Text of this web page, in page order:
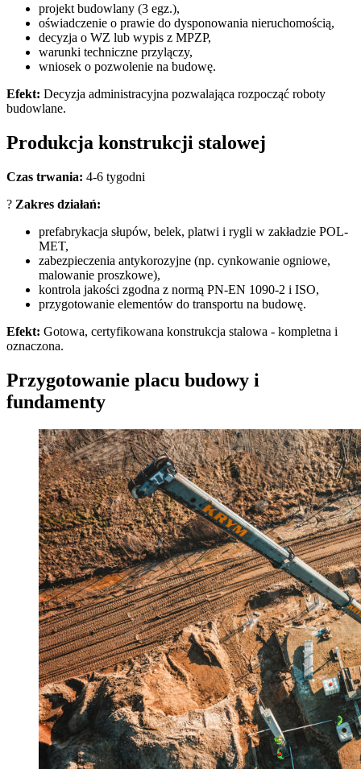
projekt budowlany (3 egz.),
oświadczenie o prawie do dysponowania nieruchomością,
decyzja o WZ lub wypis z MPZP,
warunki techniczne przylączy,
wniosek o pozwolenie na budowę.
Efekt: Decyzja administracyjna pozwalająca rozpocząć roboty
budowlane.
Produkcja konstrukcji stalowej
Czas trwania: 4-6 tygodni
?️ Zakres działań:
prefabrykacja słupów, belek, platwi i rygli w zakładzie POL-
MET,
zabezpieczenia antykorozyjne (np. cynkowanie ogniowe,
malowanie proszkowe),
kontrola jakości zgodna z normą PN-EN 1090-2 i ISO,
przygotowanie elementów do transportu na budowę.
Efekt: Gotowa, certyfikowana konstrukcja stalowa - kompletna i
oznaczona.
Przygotowanie placu budowy i
fundamenty